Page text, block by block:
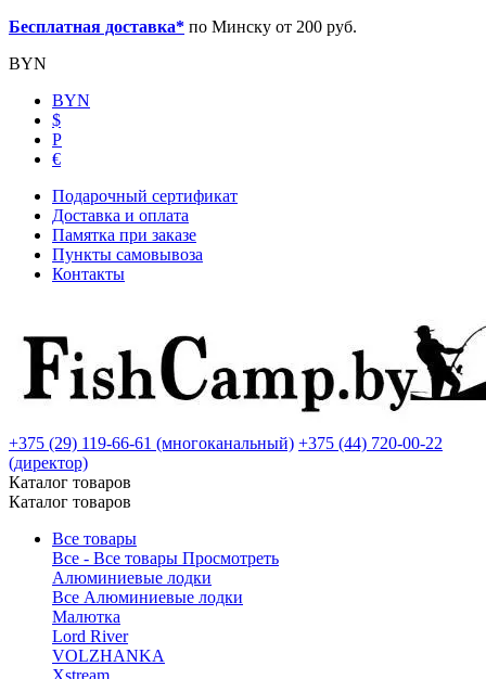
Бесплатная доставка* по Минску от 200 руб.
BYN
BYN
$
Р
€
Подарочный сертификат
Доставка и оплата
Памятка при заказе
Пункты самовывоза
Контакты
+375 (29) 119-66-61 (многоканальный) +375 (44) 720-00-22
(директор)
Каталог товаров
Каталог товаров
Все товары
Все - Все товары Просмотреть
Алюминиевые лодки
Все Алюминиевые лодки
Малютка
Lord River
VOLZHANKA
Xstream